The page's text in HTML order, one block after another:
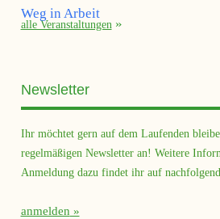
alle Veranstaltungen
Newsletter
Ihr möchtet gern auf dem Laufenden
regelmäßigen Newsletter an! Weitere
Anmeldung dazu findet ihr auf
anmelden